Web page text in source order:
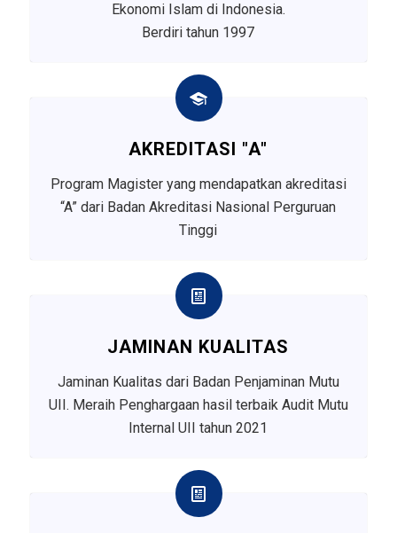
Ekonomi Islam di Indonesia.
Berdiri tahun 1997
AKREDITASI "A"
Program Magister yang mendapatkan akreditasi
“A” dari Badan Akreditasi Nasional Perguruan
Tinggi
JAMINAN KUALITAS
Jaminan Kualitas dari Badan Penjaminan Mutu
UII. Meraih Penghargaan hasil terbaik Audit Mutu
Internal UII tahun 2021